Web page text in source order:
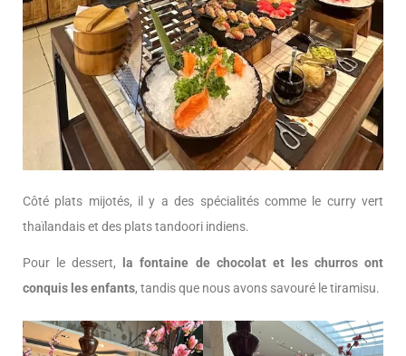
Côté plats mijotés, il y a des spécialités comme le curry vert
thaïlandais et des plats tandoori indiens.
Pour le dessert,
la fontaine de chocolat et les churros ont
conquis les enfants, tandis que nous avons savouré le tiramisu.